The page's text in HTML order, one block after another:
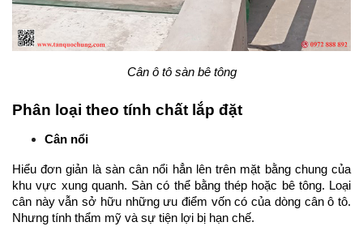
Cân ô tô sàn bê tông
Phân loại theo tính chất lắp đặt
Cân nổi
Hiểu đơn giản là sàn cân nổi hẳn lên trên mặt bằng chung của
khu vực xung quanh. Sàn có thể bằng thép hoặc bê tông. Loại
cân này vẫn sở hữu những ưu điểm vốn có của dòng cân ô tô.
Nhưng tính thẩm mỹ và sự tiện lợi bị hạn chế.